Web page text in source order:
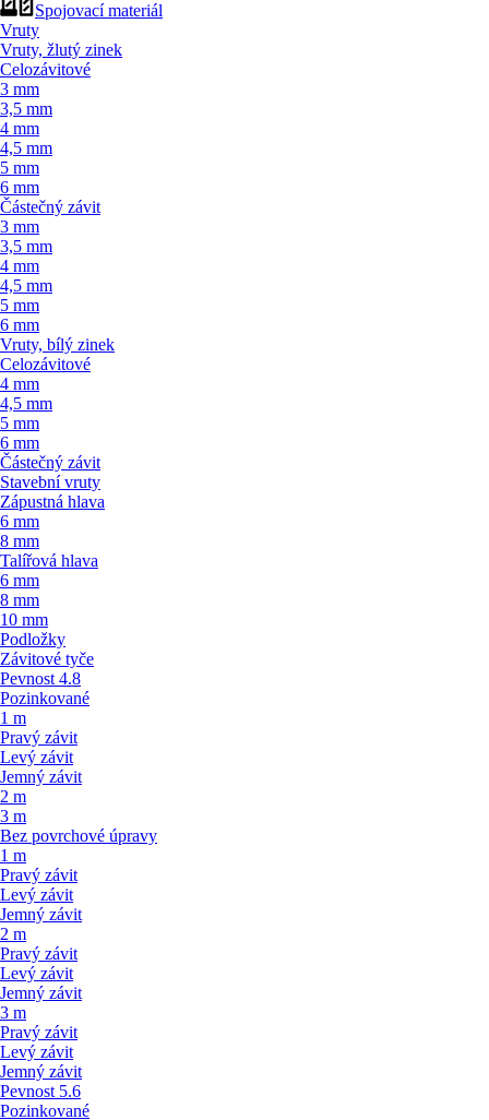
Spojovací materiál
Vruty
Vruty, žlutý zinek
Celozávitové
3 mm
3,5 mm
4 mm
4,5 mm
5 mm
6 mm
Částečný závit
3 mm
3,5 mm
4 mm
4,5 mm
5 mm
6 mm
Vruty, bílý zinek
Celozávitové
4 mm
4,5 mm
5 mm
6 mm
Částečný závit
Stavební vruty
Zápustná hlava
6 mm
8 mm
Talířová hlava
6 mm
8 mm
10 mm
Podložky
Závitové tyče
Pevnost 4.8
Pozinkované
1 m
Pravý závit
Levý závit
Jemný závit
2 m
3 m
Bez povrchové úpravy
1 m
Pravý závit
Levý závit
Jemný závit
2 m
Pravý závit
Levý závit
Jemný závit
3 m
Pravý závit
Levý závit
Jemný závit
Pevnost 5.6
Pozinkované